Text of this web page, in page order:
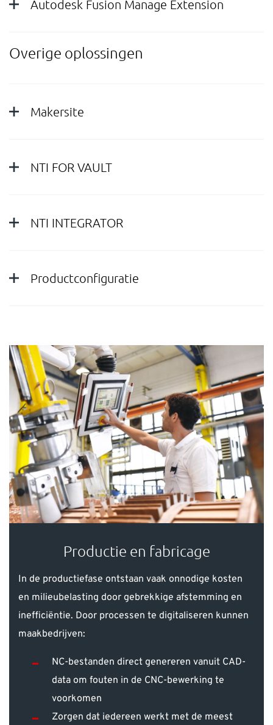
Autodesk Fusion Manage Extension
Overige oplossingen
Makersite
NTI FOR VAULT
NTI INTEGRATOR
Productconfiguratie
Productie en fabricage
In de productiefase ontstaan vaak onnodige kosten
en milieubelasting door gebrekkige afstemming en
inefficiëntie. Door processen te digitaliseren kunnen
maakbedrijven:
NC-bestanden direct genereren vanuit CAD-
data om fouten in de CNC-bewerking te
voorkomen
Zorgen dat iedereen werkt met de meest